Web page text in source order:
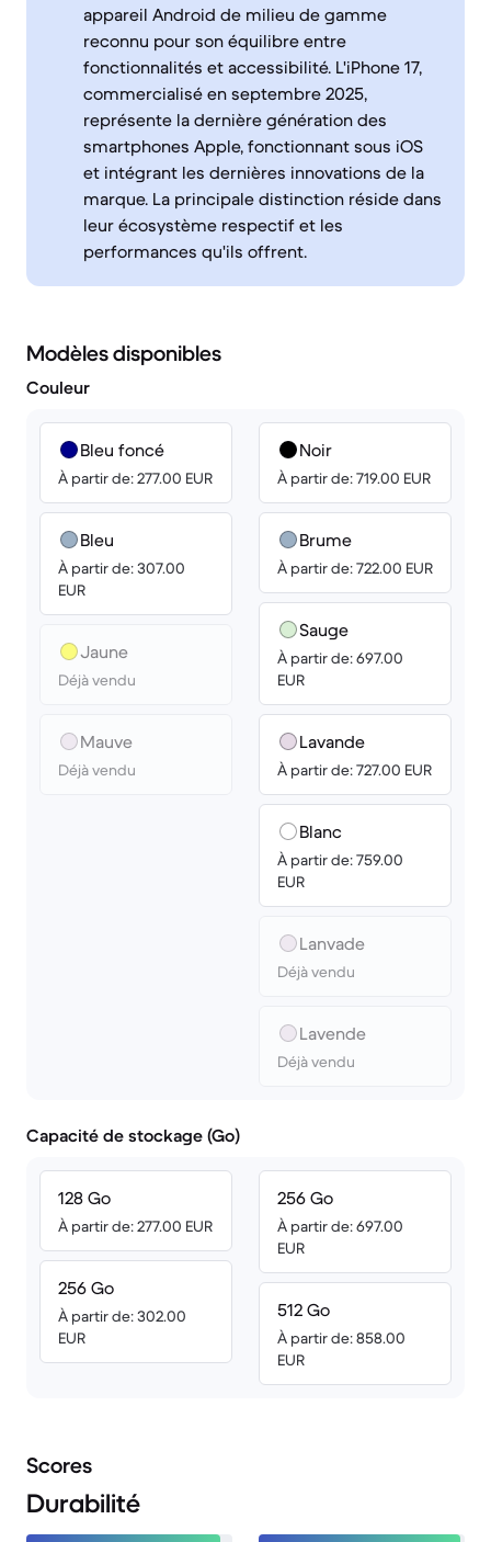
appareil Android de milieu de gamme
reconnu pour son équilibre entre
fonctionnalités et accessibilité. L'iPhone 17,
commercialisé en septembre 2025,
représente la dernière génération des
smartphones Apple, fonctionnant sous iOS
et intégrant les dernières innovations de la
marque. La principale distinction réside dans
leur écosystème respectif et les
performances qu'ils offrent.
Modèles disponibles
Couleur
Bleu foncé
À partir de: 277.00 EUR
Bleu
À partir de: 307.00
EUR
Jaune
Déjà vendu
Mauve
Déjà vendu
Noir
À partir de: 719.00 EUR
Brume
À partir de: 722.00 EUR
Sauge
À partir de: 697.00
EUR
Lavande
À partir de: 727.00 EUR
Blanc
À partir de: 759.00
EUR
Lanvade
Déjà vendu
Lavende
Déjà vendu
Capacité de stockage (Go)
128 Go
À partir de: 277.00 EUR
256 Go
À partir de: 302.00
EUR
256 Go
À partir de: 697.00
EUR
512 Go
À partir de: 858.00
EUR
Scores
Durabilité